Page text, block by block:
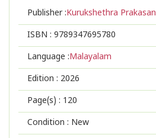
Publisher :Kurukshethra Prakasan
ISBN : 9789347695780
Language :Malayalam
Edition : 2026
Page(s) : 120
Condition : New